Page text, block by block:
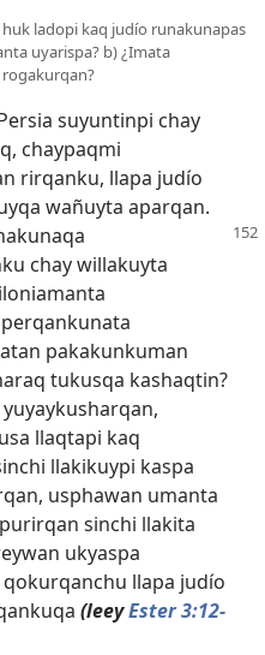
ladopi kaq judío runakunapas
uyarispa? b) ¿Imata
suyuntinpi chay
chaypaqmi
rirqanku, llapa judío
wañuyta aparqan.
chay willakuyta
pakakunkuman
tukusqa kashaqtin?
llaqtapi kaq
llakikuypi kaspa
usphawan umanta
sinchi llakita
ukyaspa
llapa judío
(leeyEster 3:12-